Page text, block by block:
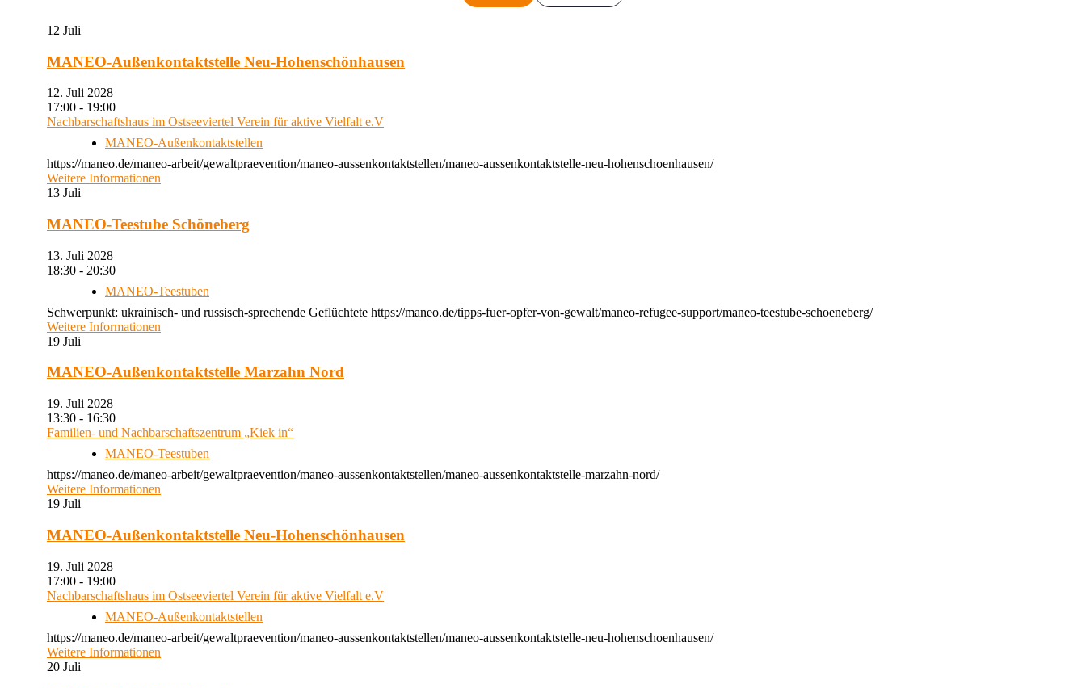
12 Juli
MANEO-Außenkontaktstelle Neu-Hohenschönhausen
12. Juli 2028
17:00 - 19:00
Nachbarschaftshaus im Ostseeviertel Verein für aktive Vielfalt e.V
MANEO-Außenkontaktstellen
https://maneo.de/maneo-arbeit/gewaltpraevention/maneo-aussenkontaktstellen/maneo-aussenkontaktstelle-neu-hohenschoenhausen/
Weitere Informationen
13 Juli
MANEO-Teestube Schöneberg
13. Juli 2028
18:30 - 20:30
MANEO-Teestuben
Schwerpunkt: ukrainisch- und russisch-sprechende Geflüchtete https://maneo.de/tipps-fuer-opfer-von-gewalt/maneo-refugee-support/maneo-teestube-schoeneberg/
Weitere Informationen
19 Juli
MANEO-Außenkontaktstelle Marzahn Nord
19. Juli 2028
13:30 - 16:30
Familien- und Nachbarschaftszentrum „Kiek in“
MANEO-Teestuben
https://maneo.de/maneo-arbeit/gewaltpraevention/maneo-aussenkontaktstellen/maneo-aussenkontaktstelle-marzahn-nord/
Weitere Informationen
19 Juli
MANEO-Außenkontaktstelle Neu-Hohenschönhausen
19. Juli 2028
17:00 - 19:00
Nachbarschaftshaus im Ostseeviertel Verein für aktive Vielfalt e.V
MANEO-Außenkontaktstellen
https://maneo.de/maneo-arbeit/gewaltpraevention/maneo-aussenkontaktstellen/maneo-aussenkontaktstelle-neu-hohenschoenhausen/
Weitere Informationen
20 Juli